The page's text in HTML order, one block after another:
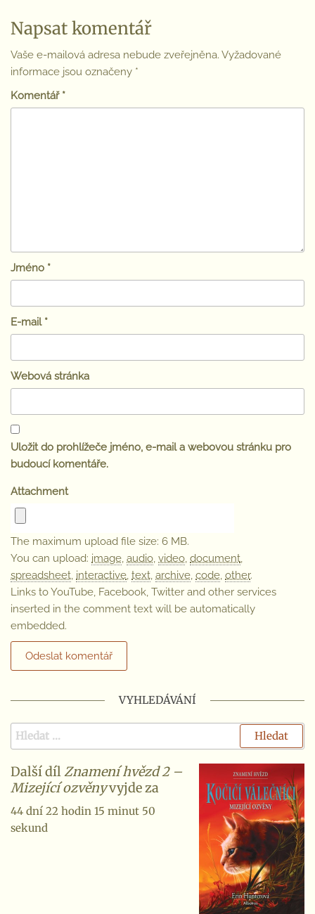
Napsat komentář
Vaše e-mailová adresa nebude zveřejněna. Vyžadované
informace jsou označeny *
Komentář *
Jméno *
E-mail *
Webová stránka
Uložit do prohlížeče jméno, e-mail a webovou stránku pro
budoucí komentáře.
Attachment
The maximum upload file size: 6 MB.
You can upload: image, audio, video, document,
spreadsheet, interactive, text, archive, code, other.
Links to YouTube, Facebook, Twitter and other services
inserted in the comment text will be automatically
embedded.
VYHLEDÁVÁNÍ
Další dílZnamení hvězd 2 –
Mizející ozvěnyvyjde za
44 dní 22 hodin 15 minut 49
sekund